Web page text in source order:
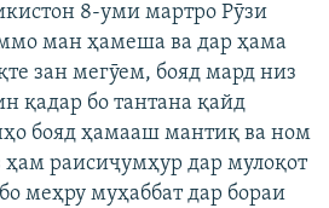
8-уми мартро Рӯзи
ман ҳамеша ва дар ҳама
зан мегӯем, бояд мард низ
қадар бо тантана қайд
бояд ҳамааш мантиқ ва ном
раисиҷумҳур дар мулоқот
меҳру муҳаббат дар бораи